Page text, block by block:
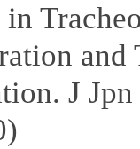
and
J